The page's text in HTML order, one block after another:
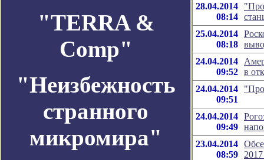
"TERRA &
Comp"
"Неизбежность
странного
микромира"
28.04.2014
08:14
25.04.2014
08:18
24.04.2014
09:52 в
24.04.2014
09:51
24.04.2014
09:49
23.04.2014
08:59